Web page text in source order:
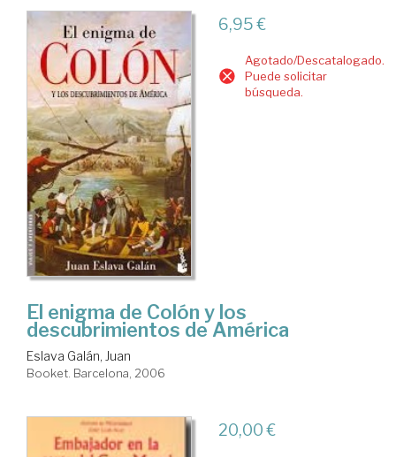
6,95 €
Agotado/Descatalogado.
Puede solicitar
búsqueda.
El enigma de Colón y los
descubrimientos de América
Eslava Galán, Juan
Booket. Barcelona, 2006
20,00 €